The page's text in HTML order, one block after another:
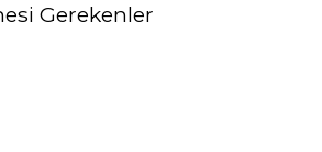
Gerekenler